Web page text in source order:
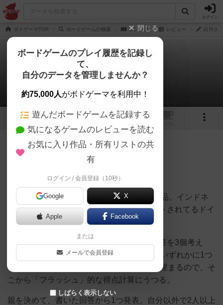
ログイン
ボドゲーマTOP ボードゲームの検索 ジンクス レビュー 白州さ
ジンクス
白州さんのレビュー
1 1
563名 5名 0 3ヶ月前
レーティングが非公開に設定されたユーザー
2026年ドイツ年間ゲーム大賞ノミネート作品。インドネ
シアのワードパーティーゲーム。ノミネートされてるドイ
ツ語版の名前は「dito!（ディート！）」。
「フラッシュ」みたいにお題が出され、回答を3個考え
て、3x3マス（合計9マス）の個人ボードのいずれかに1つ
ずつ記入。これを3回やったら、9マス全部埋まるので、そ
こから「フラッシュ」的な得点計算にうつる。
親を決めて、書いた回答から1つ発表。自分以外で2人以上
閉じる
ボードゲームのプレイ履歴を記録し
て、
自分のデータを管理しませんか？
約75,000人がボドゲーマを利用中！
遊んだボードゲームを記録する
気になるゲームのレビューを読む
お気に入り作品・所有リストの共
有
ログイン / 会員登録（10秒）
Google X
Apple Facebook
または
メールで会員登録
しばらく表示しない